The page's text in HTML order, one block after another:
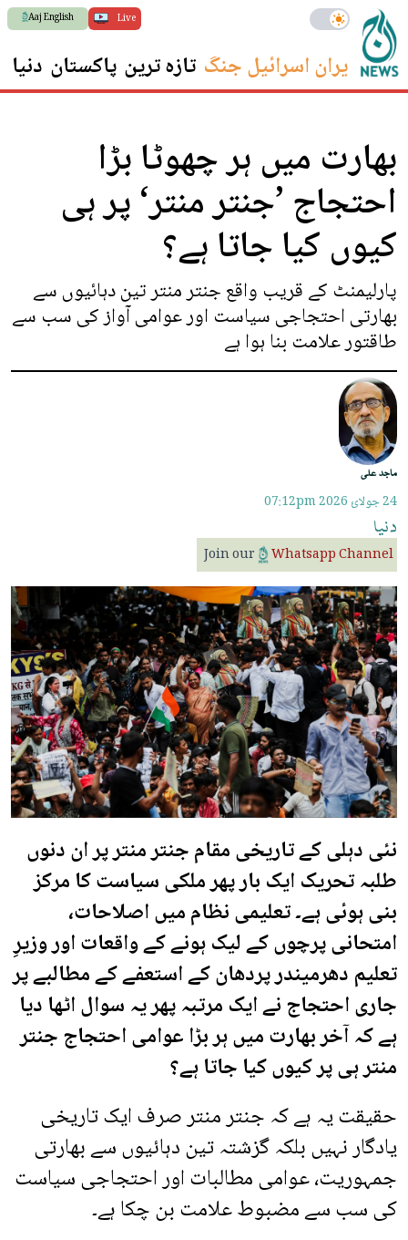
Live
Aaj English
ایران اسرائیل جنگ تازہ ترین پاکستان دنیا
بھارت میں ہر چھوٹا بڑا
احتجاج ’جنتر منتر‘ پر ہی
کیوں کیا جاتا ہے؟
پارلیمنٹ کے قریب واقع جنتر منتر تین دہائیوں سے
بھارتی احتجاجی سیاست اور عوامی آواز کی سب سے
طاقتور علامت بنا ہوا ہے
ماجد علی
24 جولائ 2026 07:12pm
دنیا
Join our Whatsapp Channel
نئی دہلی کے تاریخی مقام جنتر منتر پر ان دنوں
طلبہ تحریک ایک بار پھر ملکی سیاست کا مرکز
بنی ہوئی ہے۔ تعلیمی نظام میں اصلاحات،
امتحانی پرچوں کے لیک ہونے کے واقعات اور وزیرِ
تعلیم دھرمیندر پردھان کے استعفے کے مطالبے پر
جاری احتجاج نے ایک مرتبہ پھر یہ سوال اٹھا دیا
ہے کہ آخر بھارت میں ہر بڑا عوامی احتجاج جنتر
منتر ہی پر کیوں کیا جاتا ہے؟
حقیقت یہ ہے کہ جنتر منتر صرف ایک تاریخی
یادگار نہیں بلکہ گزشتہ تین دہائیوں سے بھارتی
جمہوریت، عوامی مطالبات اور احتجاجی سیاست
کی سب سے مضبوط علامت بن چکا ہے۔